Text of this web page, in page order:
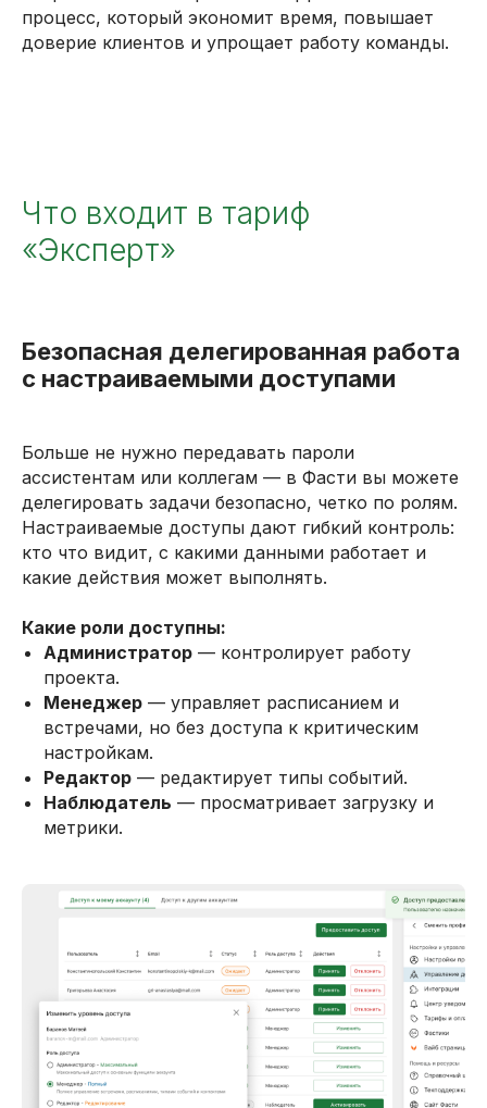
процесс, который экономит время, повышает
доверие клиентов и упрощает работу команды.
Что входит в тариф
«Эксперт»
Безопасная делегированная работа
с настраиваемыми доступами
Больше не нужно передавать пароли
ассистентам или коллегам — в Фасти вы можете
делегировать задачи безопасно, четко по ролям.
Настраиваемые доступы дают гибкий контроль:
кто что видит, с какими данными работает и
какие действия может выполнять.
Какие роли доступны:
Администратор — контролирует работу
проекта.
Менеджер — управляет расписанием и
встречами, но без доступа к критическим
настройкам.
Редактор — редактирует типы событий.
Наблюдатель — просматривает загрузку и
метрики.